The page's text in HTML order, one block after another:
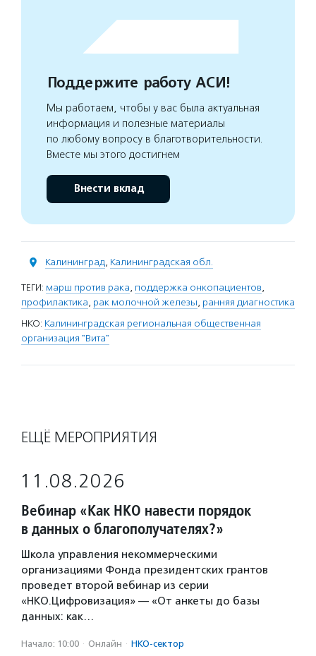
Поддержите работу АСИ!
Мы работаем, чтобы у вас была актуальная
информация и полезные материалы
по любому вопросу в благотворительности.
Вместе мы этого достигнем
Внести вклад
Калининград, Калининградская обл.
ТЕГИ: марш против рака, поддержка онкопациентов,
профилактика, рак молочной железы, ранняя диагностика
НКО: Калининградская региональная общественная
организация "Вита"
ЕЩЁ МЕРОПРИЯТИЯ
11.08.2026
Вебинар «Как НКО навести порядок
в данных о благополучателях?»
Школа управления некоммерческими
организациями Фонда президентских грантов
проведет второй вебинар из серии
«НКО.Цифровизация» — «От анкеты до базы
данных: как…
Начало: 10:00 · Онлайн · НКО-сектор